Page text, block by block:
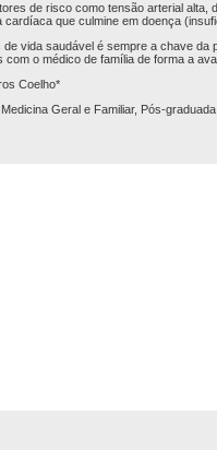
de risco como tensão arterial
que culmine em doença
de vida saudável é sempre a chave
com o médico de família de forma a
Coelho*
Geral e Familiar, Pós-